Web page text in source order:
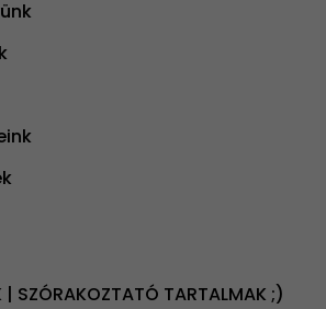
| SZÓRAKOZTATÓ TARTALMAK ;)